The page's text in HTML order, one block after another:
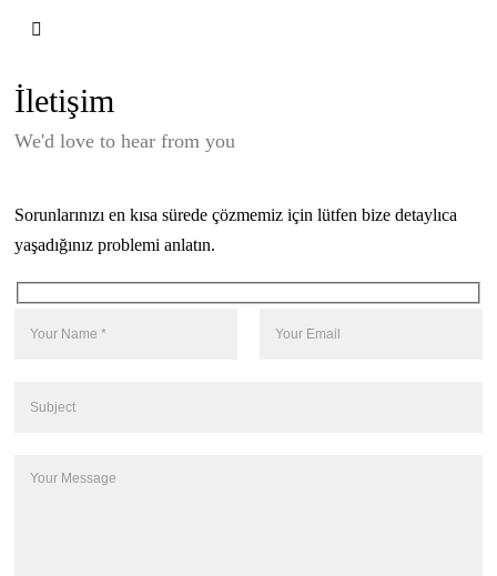
İletişim
We'd love to hear from you
Sorunlarınızı en kısa sürede çözmemiz için lütfen bize detaylıca
yaşadığınız problemi anlatın.